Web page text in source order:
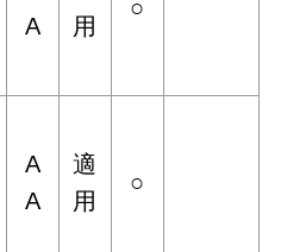
A
用
○
A
A
適
用
○